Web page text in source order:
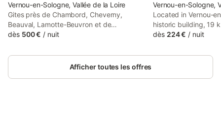
Vernou-en-Sologne, Vallée de la Loire
Gites près de Chambord, Cheverny,
Beauval, Lamotte-Beuvron et de
nombreux châteaux de la Loire À 2h de
chambres sur terrain clos de 3000 m²,
dans un petit village de Sologne, proche
dès 500 € / nuit
Vernou-en-Sologne,
Located in Vernou-
historic building, 19
Villesavin, Domaine
lounge.
dès 224 € / nuit
Afficher toutes les offres